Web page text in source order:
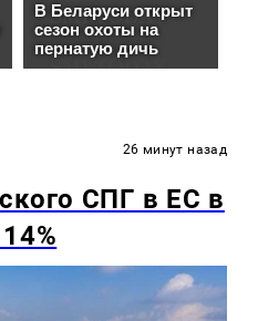
26 минут назад
СПГ в ЕС в